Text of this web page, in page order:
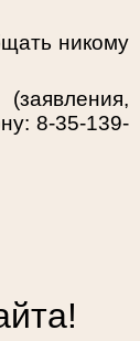
никому
8-35-139-